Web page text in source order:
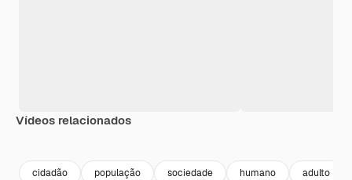
Vídeos relacionados
cidadão população sociedade humano adulto